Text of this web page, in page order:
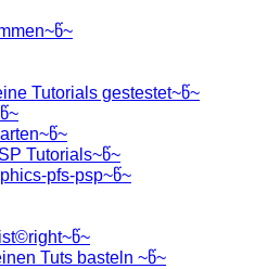
Tutorials gestestet~წ~
Tutorials~წ~
pfs-psp~წ~
Tuts basteln ~წ~